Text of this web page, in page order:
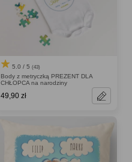
5.0 / 5 (43)
Body z metryczką PREZENT DLA
CHŁOPCA na narodziny
49,90 zł